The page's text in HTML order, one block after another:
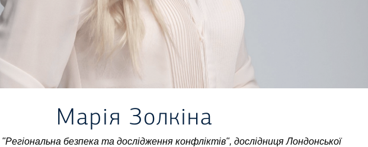
Марія Золкіна
безпека та дослідження конфліктів", дослідниця Лондонської